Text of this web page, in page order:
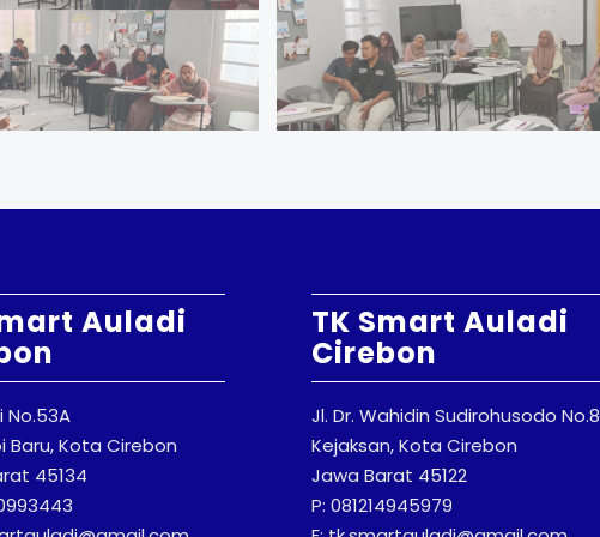
Auladi
No.53A
Baru, Kota Cirebon
45134
TK Smart Auladi
Cirebon
Jl. Dr. Wahidin Sudirohusodo No.8
Kejaksan, Kota Cirebon
Jawa Barat 45122
P: 081214945979